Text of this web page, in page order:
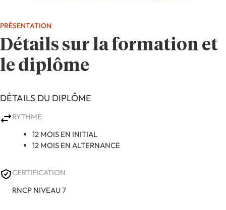
PRÉSENTATION
Détails sur la formation et
le diplôme
DÉTAILS DU DIPLÔME
RYTHME
12 MOIS EN INITIAL
12 MOIS EN ALTERNANCE
CERTIFICATION
RNCP NIVEAU 7